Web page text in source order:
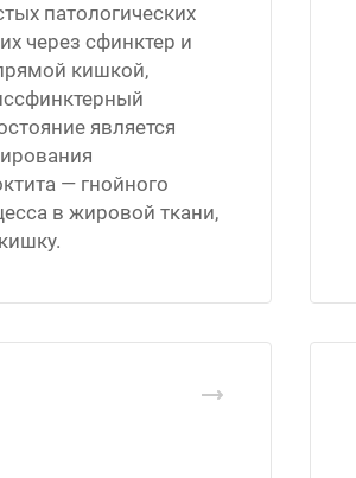
патологических
через сфинктер и
кишкой,
является
— гнойного
в жировой ткани,